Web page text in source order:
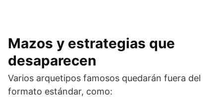
Mazos y estrategias que
desaparecen
Varios arquetipos famosos quedarán fuera del
formato estándar, como: